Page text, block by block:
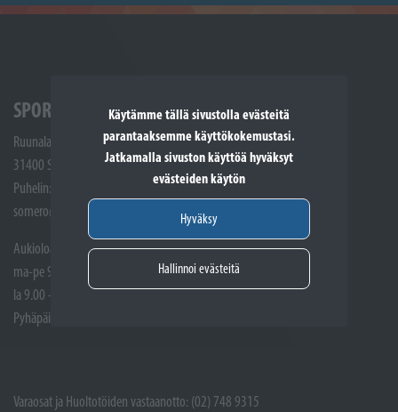
Käytämme tällä sivustolla evästeitä
parantaaksemme käyttökokemustasi.
Jatkamalla sivuston käyttöä hyväksyt
evästeiden käytön
Hyväksy
Hallinnoi evästeitä
SPORTTIKONE SOMERO
Ruunalantie 5
31400 Somero
Puhelin: (02) 748 9300
somero@sporttikone.fi
Aukioloajat
ma-pe 9.00 - 17.00
la 9.00 - 14.00
Pyhäpäivät suljettuna
Varaosat ja Huoltotöiden vastaanotto: (02) 748 9315